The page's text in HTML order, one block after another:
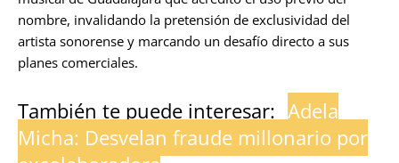
nombre, invalidando la pretensión de exclusividad del
artista sonorense y marcando un desafío directo a sus
planes comerciales.
También te puede interesar: Adela
Micha: Desvelan fraude millonario por